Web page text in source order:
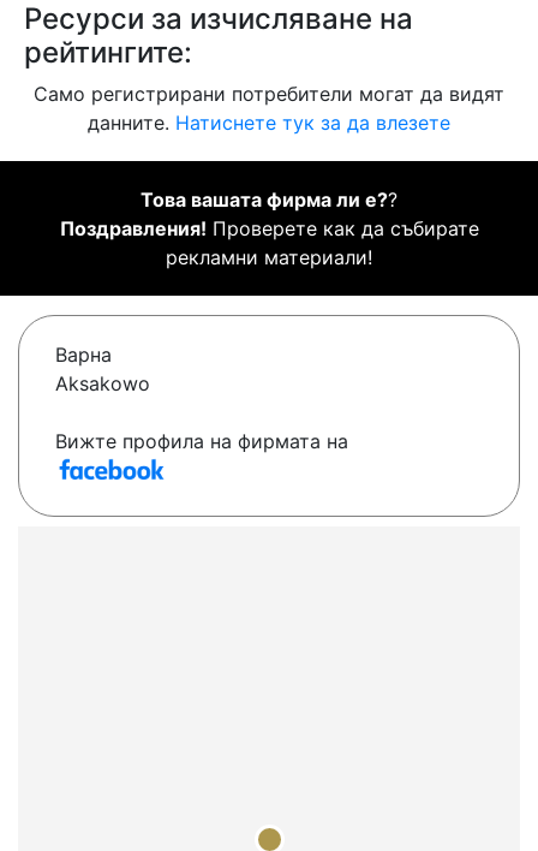
Ресурси за изчисляване на
рейтингите:
Само регистрирани потребители могат да видят
данните. Натиснете тук за да влезете
Това вашата фирма ли е??
Поздравления! Проверете как да събирате
рекламни материали!
Варна
Aksakowo
Вижте профила на фирмата на